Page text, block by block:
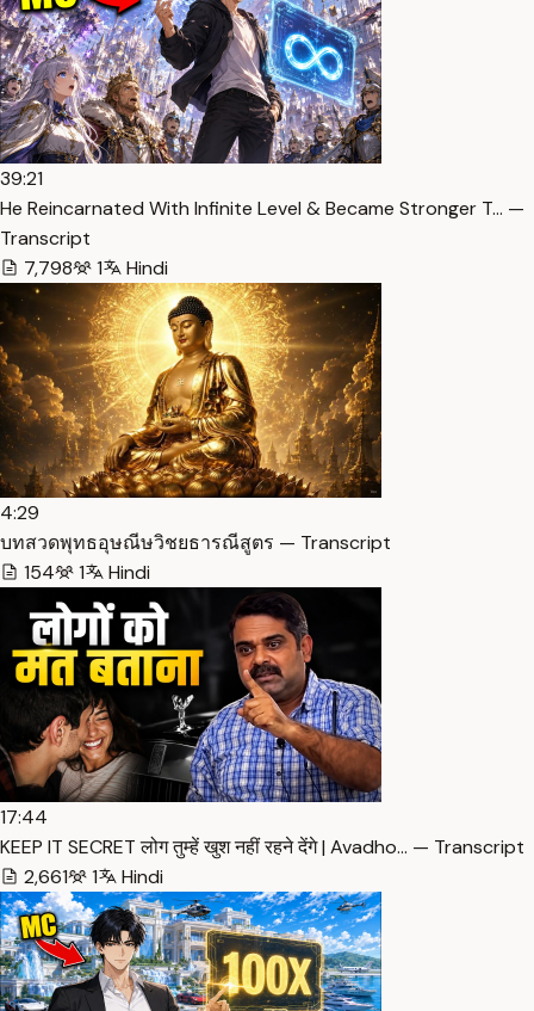
39:21
He Reincarnated With Infinite Level & Became Stronger T… —
Transcript
7,798
1 Hindi
4:29
บทสวดพุทธอุษณีษวิชยธารณีสูตร — Transcript
154
1 Hindi
17:44
KEEP IT SECRET लोग तुम्हें खुश नहीं रहने देंगे | Avadho… — Transcript
2,661
1 Hindi